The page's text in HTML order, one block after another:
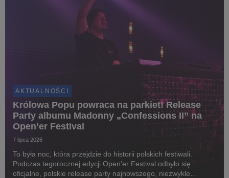
AKTUALNOŚCI
Królowa Popu powraca na parkiet! Release
Party albumu Madonny „Confessions II” na
Open’er Festival
7 lipca 2026
To była noc, która przejdzie do historii polskich festiwali.
Podczas tegorocznej edycji Open’er Festival odbyło się
oficjalne, polskie release party najnowszego, niezwykle